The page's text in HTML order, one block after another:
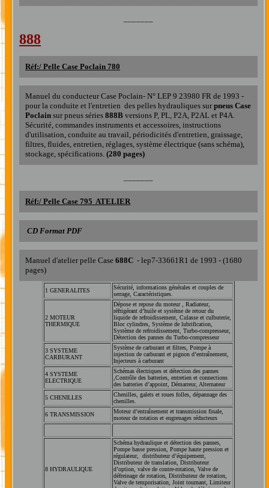
888
Réf:/ Pelle Case Poclain 780
Manuel du conducteur Case Poclain- N° LEP 9 23980 FR de 1993 -
pour la conduite et l'entretien des pelles hydrauliques surpneus Case
Poclain sur pneus séries 888B versions P, PL, P2A, P2AL et P4A.
Sécurité, commandes instruments et accessoires, instructions
d'utilisation, conduite au travail, périodicités d'entretien, graissage,
filtres, fluides, entretien, réglages, système électrique (sans schéma),
stockage, spécifications. (280 pages)
Réf:/ Pelle Case 795 ATELIER
CD Format PDF
Manuel d'atelier pelle Case 688C - lep7-33661R1 de 1993 - (1680
pages)
1 GENERALITES
Sécurité, informations générales et couples de
serrage, Caractéristiques.
2 MOTEUR
THERMIQUE
Dépose et repose du moteur , Radiateur,
réfrigérant d’huile et système de retour du
liquide de refroidissement, Culasse et culbuterie,
Bloc cylindres, Système de lubrification,
Système de refroidissement, Turbo-compresseur,
Détection des pannes du Turbo-compresseur
3 SYSTEME
CARBURANT
Système de carburant et filtres, Pompe à
injection de carburant et pignon d’entraînement,
Injecteurs à carburant
4 SYSTEME
ELECTRIQUE
Schémas électriques et détection des pannes
,Contrôle des batteries, entretien et connections
des batteries d’appoint, Démarreur, Alternateur
5 CHENILLES
Chenilles, galets et roues folles, dépannage des
chenilles.
6 TRANSMISSION
Moteur d’entraînement et transmission finale,
moteur de rotation et engrenages réducteurs
8 HYDRAULIQUE
Schéma hydraulique et détection des pannes,
Pompe basse pression, Pompe haute pression et
régulateur, distributeur d’équipement,
Distributeur de translation, Distributeur
d’option, valve de contre-rotation, Valve de
défreinage de rotation, Distributeur de rotation,
Valve de temporisation, Joint tournant, Limiteur